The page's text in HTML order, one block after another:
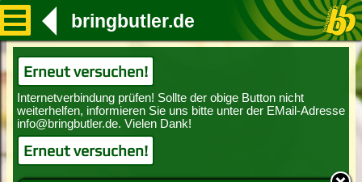
bringbutler.de
Erneut versuchen!
Erneut versuchen!